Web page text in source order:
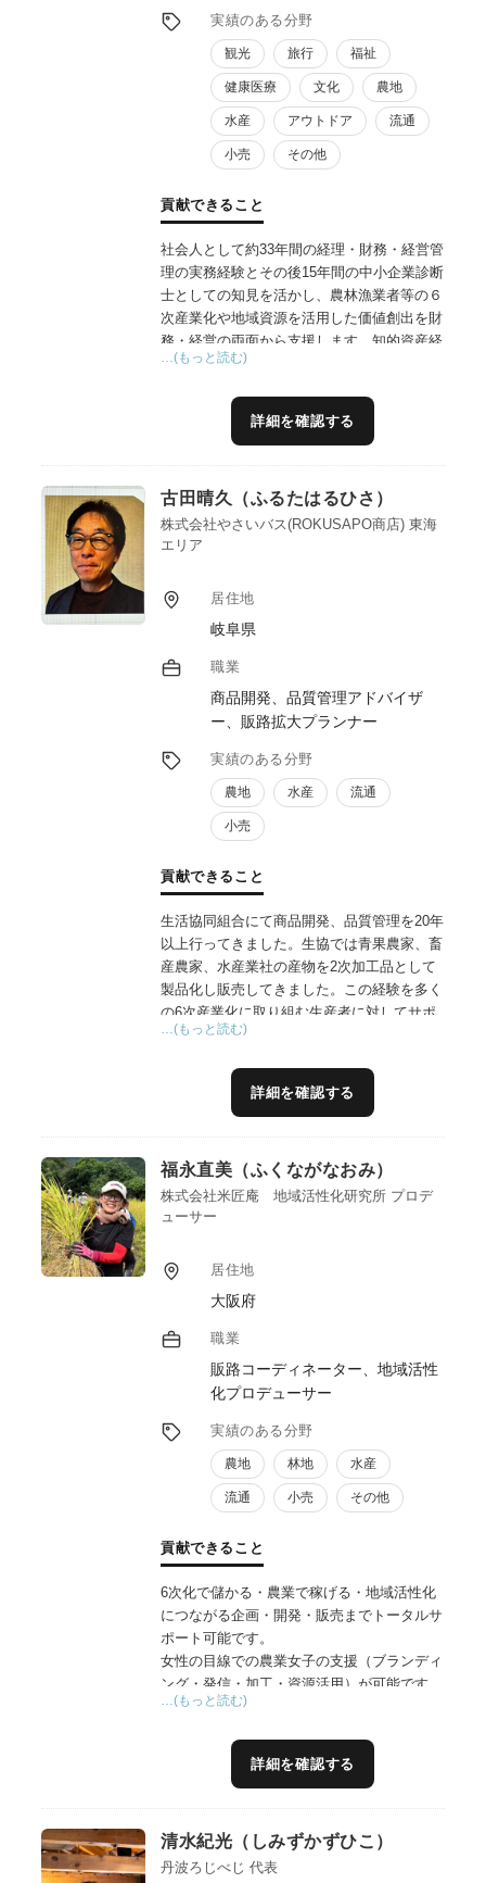
実績のある分野
観光 旅行 福祉
健康医療 文化 農地
水産 アウトドア 流通
小売 その他
貢献できること
社会人として約33年間の経理・財務・経営管
理の実務経験とその後15年間の中小企業診断
士としての知見を活かし、農林漁業者等の６
次産業化や地域資源を活用した価値創出を財
務・経営の両面から支援します。知的資産経
営（ローカルベンチマーク）を用いた現状把
の連携戦略を明確化。事業者に寄り添う伴走
型支援で、収益構造の改善と持続可能な経営
…(もっと読む)
詳細を確認する
古田晴久（ふるたはるひさ）
株式会社やさいバス(ROKUSAPO商店) 東海
エリア
居住地
岐阜県
職業
商品開発、品質管理アドバイザ
ー、販路拡大プランナー
実績のある分野
農地 水産 流通
小売
貢献できること
生活協同組合にて商品開発、品質管理を20年
以上行ってきました。生協では青果農家、畜
産農家、水産業社の産物を2次加工品として
製品化し販売してきました。この経験を多く
の6次産業化に取り組む生産者に対してサポ
ートします。
…(もっと読む)
詳細を確認する
福永直美（ふくながなおみ）
株式会社米匠庵 地域活性化研究所 プロデ
ューサー
居住地
大阪府
職業
販路コーディネーター、地域活性
化プロデューサー
実績のある分野
農地 林地 水産
流通 小売 その他
貢献できること
6次化で儲かる・農業で稼げる・地域活性化
につながる企画・開発・販売までトータルサ
ポート可能です。
女性の目線での農業女子の支援（ブランディ
ング・発信・加工・資源活用）が可能です。
豊富なネットワークから様々な連携が可能
豊作地の有効活用の提案も可能です。関係人
口、交流人口を築くイベント等のプロデュー
活性化研究所です。
…(もっと読む)
詳細を確認する
清水紀光（しみずかずひこ）
丹波ろじべじ 代表